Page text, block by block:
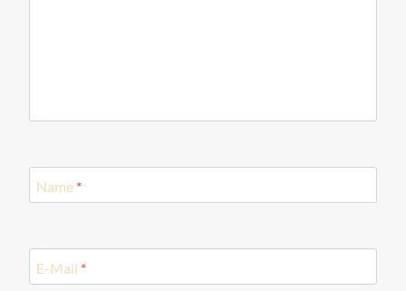
Name *
E-Mail *